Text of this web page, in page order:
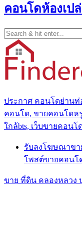
คอนโดห้องเป
ประกาศ คอนโดย่านท่
คอนโด, ขายคอนโดห
ใกล้bts, เว็บขายคอน
รับลงโฆษณาขา
โพสต์ขายคอนโ
ขาย ที่ดิน คลองหลวง